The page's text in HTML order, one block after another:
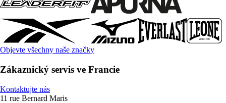
Objevte všechny naše značky
Zákaznický servis ve Francie
Kontaktujte nás
11 rue Bernard Maris